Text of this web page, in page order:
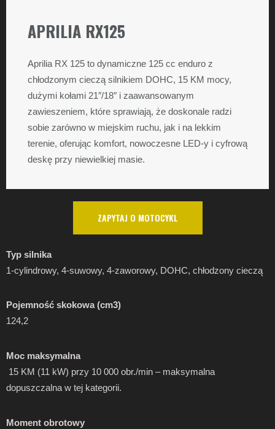
APRILIA RX125​
Aprilia RX 125 to dynamiczne 125 cc enduro z
chłodzonym cieczą silnikiem DOHC, 15 KM mocy,
dużymi kołami 21″/18″ i zaawansowanym
zawieszeniem, które sprawiają, że doskonale radzi
sobie zarówno w miejskim ruchu, jak i na lekkim
terenie, oferując komfort, nowoczesne LED-y i cyfrową
deskę przy niewielkiej masie.
ZAPYTAJ O MOTOCYKL
Typ silnika
1-cylindrowy, 4-suwowy, 4-zaworowy, DOHC, chłodzony cieczą
Pojemność skokowa (cm3)
124,2
Moc maksymalna
15 KM (11 kW) przy 10 000 obr./min – maksymalna
dopuszczalna w tej kategorii.
Moment obrotowy